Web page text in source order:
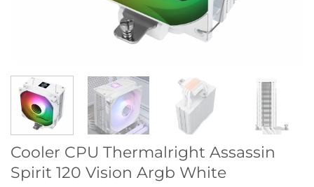
Cooler CPU Thermalright Assassin
Spirit 120 Vision Argb White